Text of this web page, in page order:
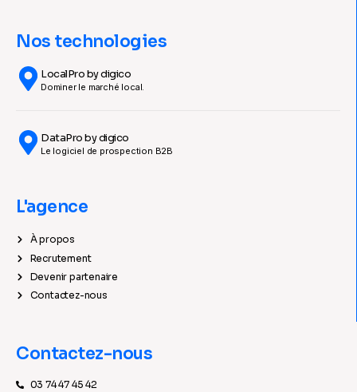
Nos technologies
LocalPro by digico
Dominer le marché local.
DataPro by digico
Le logiciel de prospection B2B
L'agence
À propos
Recrutement
Devenir partenaire
Contactez-nous
Contactez-nous
03 74 47 45 42